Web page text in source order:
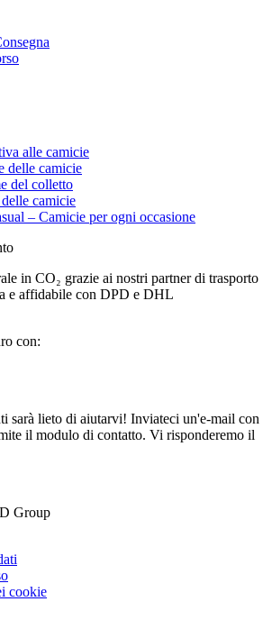
alle camicie
delle camicie
del colletto
camicie
– Camicie per ogni occasione
in CO₂ grazie ai nostri partner di trasporto
e affidabile con DPD e DHL
con:
sarà lieto di aiutarvi! Inviateci un'e-mail con
il modulo di contatto. Vi risponderemo il
Group
cookie